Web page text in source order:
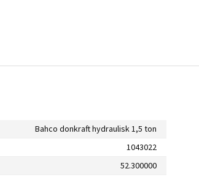
Bahco donkraft hydraulisk 1,5 ton
1043022
52.300000